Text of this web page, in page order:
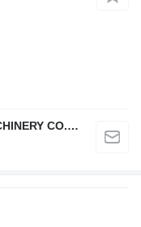
HEFEI DINGTAO CONSTRUCTION MACHINERY CO., LIMITED